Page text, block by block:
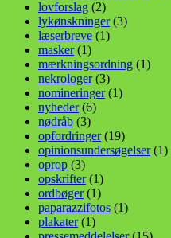
lovforslag (2)
lykønskninger(3)
læserbreve (1)
masker(1)
mærkningsordning (1)
nekrologer(3)
nomineringer(1)
nyheder(6)
nødråb (3)
opfordringer(19)
opinionsundersøgelser(1)
oprop (3)
opskrifter(1)
ordbøger(1)
paparazzifotos (1)
plakater(1)